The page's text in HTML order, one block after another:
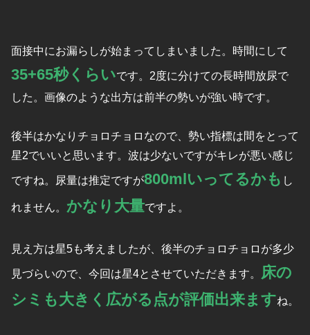
面接中にお漏らしが始まってしまいました。時間にして
35+65秒くらいです。2度に分けての長時間放尿で
した。画像のような出方は前半の勢いが強い時です。
後半はかなりチョロチョロなので、勢い指標は間をとって
星2でいいと思います。波は少ないですがキレが悪い感じ
ですね。尿量は推定ですが800mlいってるかも し
れません。 かなり大量ですよ。
見え方は星5も考えましたが、後半のチョロチョロが多少
見づらいので、今回は星4とさせていただきます。
床の
シミも大きく広がる点が評価出来ますね。